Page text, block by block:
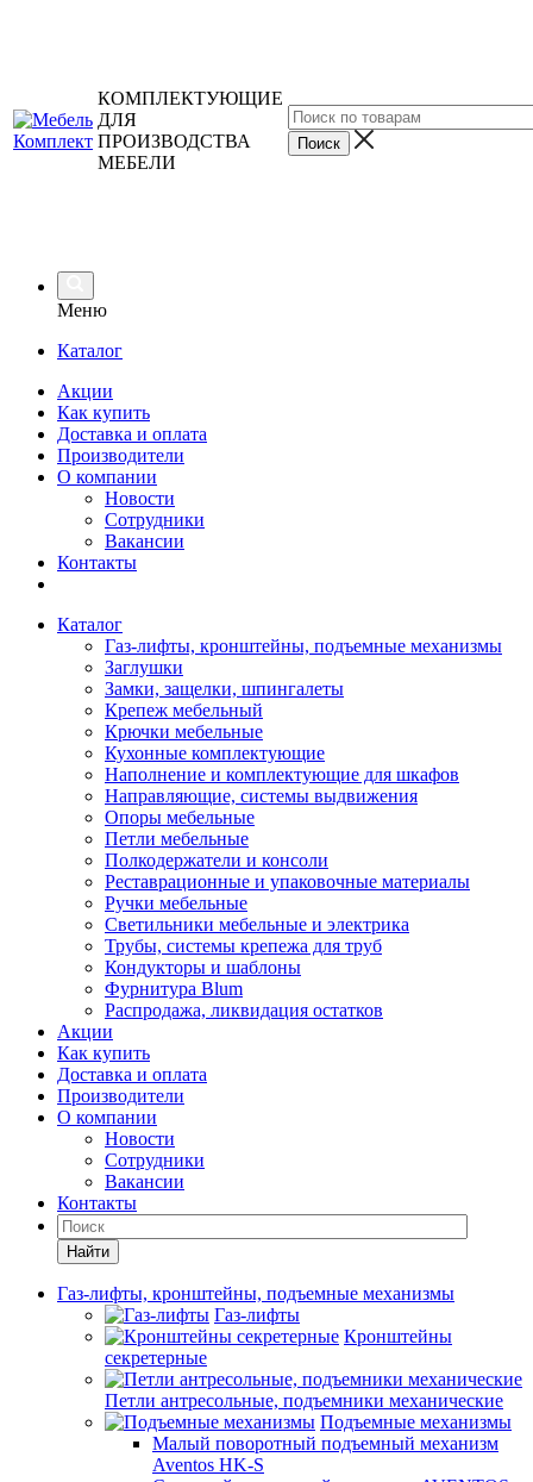
КОМПЛЕКТУЮЩИЕ
ДЛЯ
ПРОИЗВОДСТВА
МЕБЕЛИ
Меню
Каталог
Акции
Как купить
Доставка и оплата
Производители
О компании
Новости
Сотрудники
Вакансии
Контакты
Каталог
Газ-лифты, кронштейны, подъемные механизмы
Заглушки
Замки, защелки, шпингалеты
Крепеж мебельный
Крючки мебельные
Кухонные комплектующие
Наполнение и комплектующие для шкафов
Направляющие, системы выдвижения
Опоры мебельные
Петли мебельные
Полкодержатели и консоли
Реставрационные и упаковочные материалы
Ручки мебельные
Светильники мебельные и электрика
Трубы, системы крепежа для труб
Кондукторы и шаблоны
Фурнитура Blum
Распродажа, ликвидация остатков
Акции
Как купить
Доставка и оплата
Производители
О компании
Новости
Сотрудники
Вакансии
Контакты
Найти
Газ-лифты, кронштейны, подъемные механизмы
Газ-лифты
Кронштейны
секретерные
Петли антресольные, подъемники механические
Подъемные механизмы
Малый поворотный подъемный механизм
Aventos HK-S